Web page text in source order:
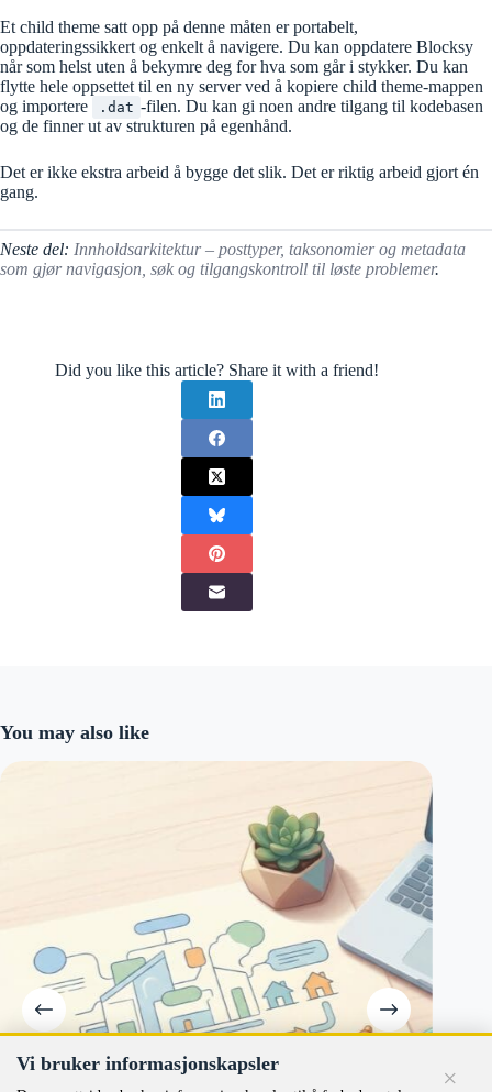
Et child theme satt opp på denne måten er portabelt,
oppdateringssikkert og enkelt å navigere. Du kan oppdatere Blocksy
når som helst uten å bekymre deg for hva som går i stykker. Du kan
flytte hele oppsettet til en ny server ved å kopiere child theme-mappen
og importere
.dat -filen. Du kan gi noen andre tilgang til kodebasen
og de finner ut av strukturen på egenhånd.
Det er ikke ekstra arbeid å bygge det slik. Det er riktig arbeid gjort én
gang.
Neste del: Innholdsarkitektur – posttyper, taksonomier og metadata
som gjør navigasjon, søk og tilgangskontroll til løste problemer.
Did you like this article? Share it with a friend!
You may also like
×
Vi bruker informasjonskapsler